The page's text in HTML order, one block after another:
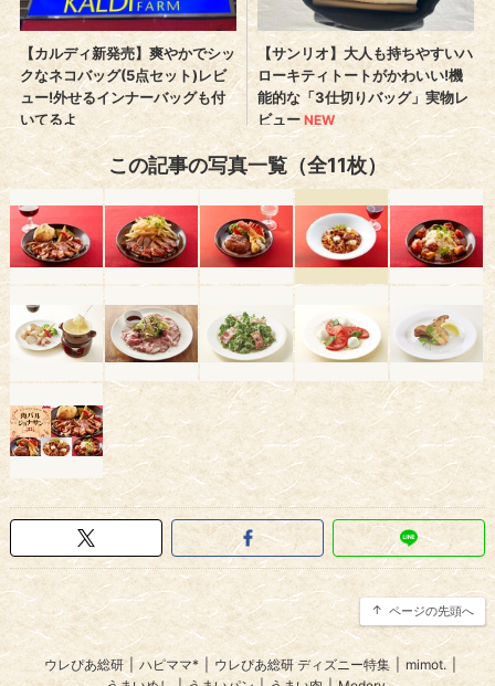
この記事の写真一覧（全11枚）
ページの先頭へ
ウレぴあ総研 | ハピママ* | ウレぴあ総研 ディズニー特集 mimot.